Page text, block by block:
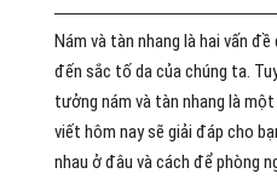
Nám và tàn nhang là hai vấn
đến sắc tố da của chúng ta.
tưởng nám và tàn nhang là
viết hôm nay sẽ giải đáp cho
nhau ở đâu và cách để phòng